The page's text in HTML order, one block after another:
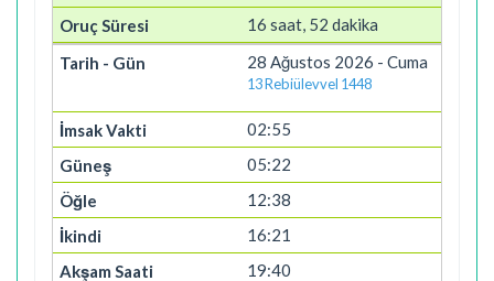
16 saat, 52 dakika
28 Ağustos 2026 - Cuma
13 Rebiülevvel 1448
02:55
05:22
12:38
16:21
19:40